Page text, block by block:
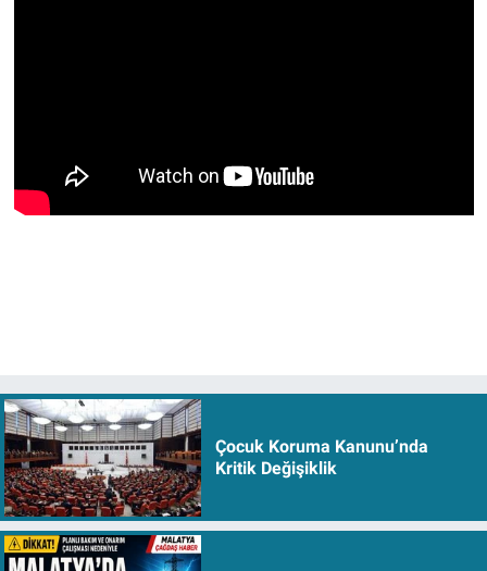
Çocuk Koruma Kanunu’nda
Kritik Değişiklik